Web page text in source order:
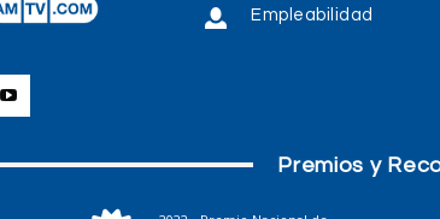
Empleabilidad
Premios y